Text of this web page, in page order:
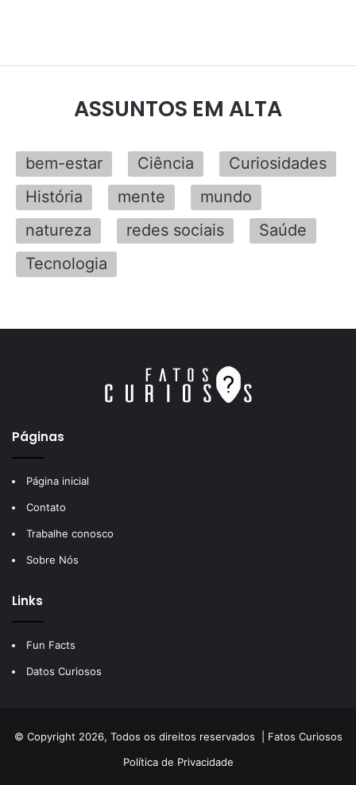
ASSUNTOS EM ALTA
bem-estar Ciência
Curiosidades
História
mente
mundo
natureza
redes sociais
Saúde
Tecnologia
Páginas
Página inicial
Contato
Trabalhe conosco
Sobre Nós
Links
Fun Facts
Datos Curiosos
© Copyright 2026, Todos os direitos reservados | Fatos Curiosos
Política de Privacidade